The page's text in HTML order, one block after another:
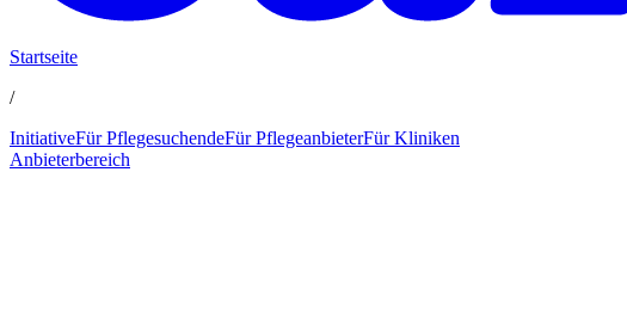
Startseite
/
InitiativeFür PflegesuchendeFür PflegeanbieterFür Kliniken
Anbieterbereich